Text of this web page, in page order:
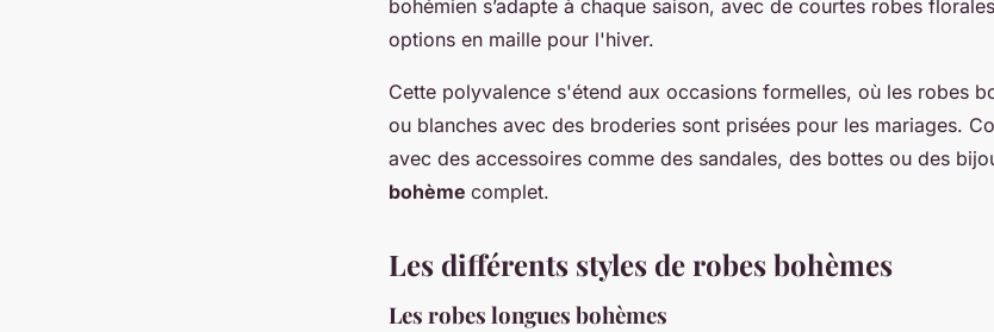
bohémien s’adapte à chaque saison, avec de courtes robes
options en maille pour l'hiver.
Cette polyvalence s'étend aux occasions formelles, où les robes
ou blanches avec des broderies sont prisées pour les mariages.
avec des accessoires comme des sandales, des bottes ou des
bohème complet.
Les différents styles de robes bohèmes
Les robes longues bohèmes